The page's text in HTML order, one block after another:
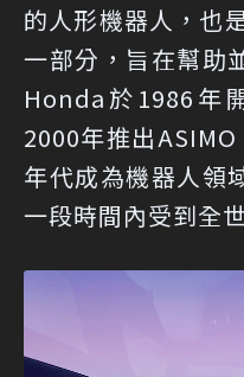
的人形機器人，也
一部分，旨在幫助
Honda於1986年
2000年推出
年代成為機器人領
一段時間內受到全